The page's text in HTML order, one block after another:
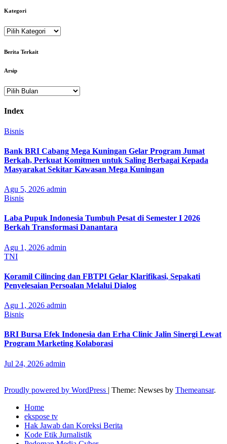
Kategori
Kategori
Berita Terkait
Arsip
Arsip
Index
Bisnis
Bank BRI Cabang Mega Kuningan Gelar Program Jumat
Berkah, Perkuat Komitmen untuk Saling Berbagai Kepada
Masyarakat Sekitar Kawasan Mega Kuningan
Agu 5, 2026 admin
Bisnis
Laba Pupuk Indonesia Tumbuh Pesat di Semester I 2026
Berkah Transformasi Danantara
Agu 1, 2026 admin
TNI
Koramil Cilincing dan FBTPI Gelar Klarifikasi, Sepakati
Penyelesaian Persoalan Melalui Dialog
Agu 1, 2026 admin
Bisnis
BRI Bursa Efek Indonesia dan Erha Clinic Jalin Sinergi Lewat
Program Marketing Kolaborasi
Jul 24, 2026 admin
Proudly powered by WordPress | Theme: Newses by Themeansar.
Home
ekspose tv
Hak Jawab dan Koreksi Berita
Kode Etik Jurnalistik